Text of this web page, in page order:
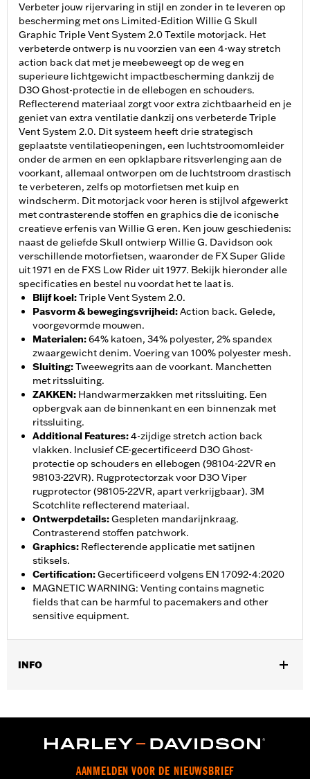
Verbeter jouw rijervaring in stijl en zonder in te leveren op
bescherming met ons Limited-Edition Willie G Skull
Graphic Triple Vent System 2.0 Textile motorjack. Het
verbeterde ontwerp is nu voorzien van een 4-way stretch
action back dat met je meebeweegt op de weg en
superieure lichtgewicht impactbescherming dankzij de
D3O Ghost-protectie in de ellebogen en schouders.
Reflecterend materiaal zorgt voor extra zichtbaarheid en je
geniet van extra ventilatie dankzij ons verbeterde Triple
Vent System 2.0. Dit systeem heeft drie strategisch
geplaatste ventilatieopeningen, een luchtstroomomleider
onder de armen en een opklapbare ritsverlenging aan de
voorkant, allemaal ontworpen om de luchtstroom drastisch
te verbeteren, zelfs op motorfietsen met kuip en
windscherm. Dit motorjack voor heren is stijlvol afgewerkt
met contrasterende stoffen en graphics die de iconische
creatieve erfenis van Willie G eren. Ken jouw geschiedenis:
naast de geliefde Skull ontwierp Willie G. Davidson ook
verschillende motorfietsen, waaronder de FX Super Glide
uit 1971 en de FXS Low Rider uit 1977. Bekijk hieronder alle
specificaties en bestel nu voordat het te laat is.
Blijf koel:Triple Vent System 2.0.
Pasvorm & bewegingsvrijheid:Action back. Gelede,
voorgevormde mouwen.
Materialen:64% katoen, 34% polyester, 2% spandex
zwaargewicht denim. Voering van 100% polyester mesh.
Sluiting:Tweewegrits aan de voorkant. Manchetten
met ritssluiting.
ZAKKEN: Handwarmerzakken met ritssluiting. Een
opbergvak aan de binnenkant en een binnenzak met
ritssluiting.
Additional Features:4-zijdige stretch action back
vlakken. Inclusief CE-gecertificeerd D3O Ghost-
protectie op schouders en ellebogen (98104-22VR en
98103-22VR). Rugprotectorzak voor D3O Viper
rugprotector (98105-22VR, apart verkrijgbaar). 3M
Scotchlite reflecterend materiaal.
Ontwerpdetails:Gespleten mandarijnkraag.
Contrasterend stoffen patchwork.
Graphics: Reflecterende applicatie met satijnen
stiksels.
Certification:Gecertificeerd volgens EN 17092-4:2020
MAGNETIC WARNING: Venting contains magnetic
fields that can be harmful to pacemakers and other
sensitive equipment.
INFO
Collectie:Willie G. Skull
Tweeweg rits op voorzijde, Ritszakken,Lichaamsprotectoren
Bodyprotectorzakken, Reflecterend
AANMELDEN VOOR DE NIEUWSBRIEF